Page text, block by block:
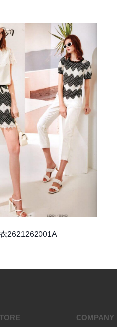
2621262001A
COMPANY